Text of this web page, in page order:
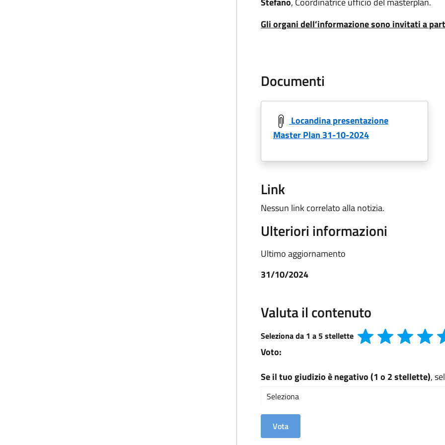
Gli organi dell’informazione sono invitati a
Documenti
Locandina presentazione
Master Plan 31-10-2024
Link
Nessun link correlato alla notizia.
Ulteriori informazioni
Ultimo aggiornamento
31/10/2024
Valuta il contenuto
Seleziona da 1 a 5 stellette
Voto:
Se il tuo giudizio è negativo (1 o 2 stellette),